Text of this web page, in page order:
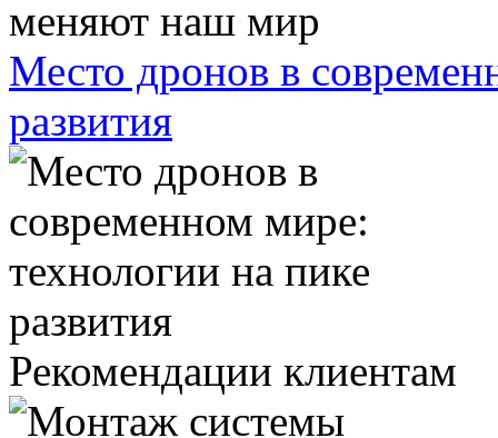
Место дронов в
развития
Рекомендации клиентам